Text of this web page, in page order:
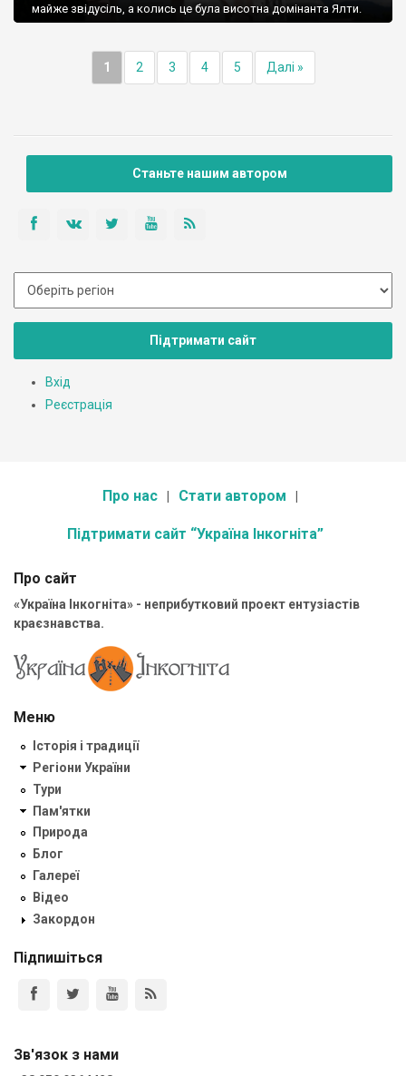
майже звідусіль, а колись це була висотна домінанта Ялти.
1 2 3 4 5 Далі »
Станьте нашим автором
Підтримати сайт
Вхід
Реєстрація
Про нас Стати автором
Підтримати сайт “Україна Інкогніта”
Про сайт
«Україна Інкогніта» - неприбутковий проект ентузіастів
краєзнавства.
Меню
Історія і традиції
Регіони України
Тури
Пам'ятки
Природа
Блог
Галереї
Відео
Закордон
Підпишіться
Зв'язок з нами